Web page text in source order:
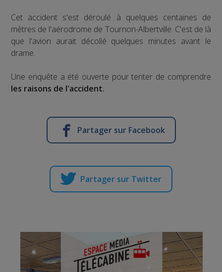
Cet accident s'est déroulé à quelques centaines de
mètres de l'aérodrome de Tournon-Albertville. C'est de là
que l'avion aurait décollé quelques minutes avant le
drame.
Une enquête a été ouverte pour tenter de comprendre
les raisons de l'accident.
Partager sur Facebook
Partager sur Twitter